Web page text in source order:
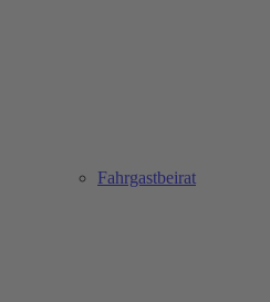
Fahrgastbeirat